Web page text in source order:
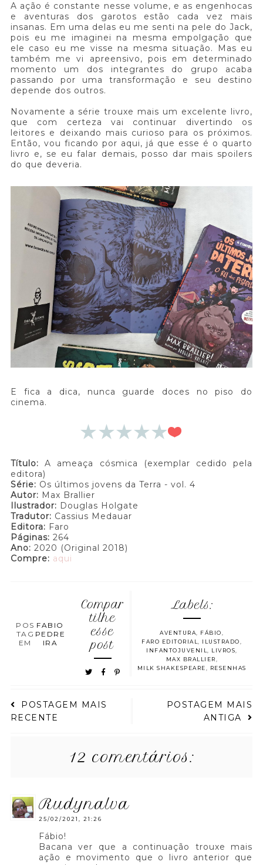
A ação é constante nesse volume, e as engenhocas
e aventuras dos garotos estão cada vez mais
insanas. Em uma delas eu me senti na pele do Jack,
pois eu me imaginei na mesma empolgação que
ele caso eu me visse na mesma situação. Mas eu
também me vi apreensivo, pois em determinado
momento um dos integrantes do grupo acaba
passando por uma transformação e seu destino
depende dos outros.
Novamente a série trouxe mais um excelente livro,
que com certeza vai continuar divertindo os
leitores e deixando mais curioso para os próximos.
Então, vou ficando por aqui, já que esse é o quarto
livro e, se eu falar demais, posso dar mais spoilers
do que deveria.
E fica a dica, nunca guarde doces no piso do
cinema.
Título: A ameaça cósmica (exemplar cedido pela
editora)
Série: Os últimos jovens da Terra - vol. 4
Autor: Max Brallier
Ilustrador: Douglas Holgate
Tradutor: Cassius Medauar
Editora: Faro
Páginas: 264
Ano: 2020 (Original 2018)
Compre: aqui
POS
TAG
EM
FABIO
PEDRE
IRA
Compar
tilhe
esse
post
Labels:
AVENTURA, FÁBIO,
FARO EDITORIAL, ILUSTRADO,
INFANTOJUVENIL, LIVROS,
MAX BRALLIER,
MILK SHAKESPEARE, RESENHAS
POSTAGEM MAIS
RECENTE
POSTAGEM MAIS
ANTIGA
12 comentários:
rudynalva
25/02/2021, 21:26
Fábio!
Bacana ver que a continuação trouxe mais
ação e movimento que o livro anterior que